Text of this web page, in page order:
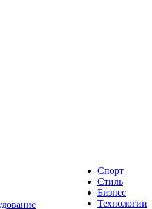
Спорт
Стиль
Бизнес
Технологии